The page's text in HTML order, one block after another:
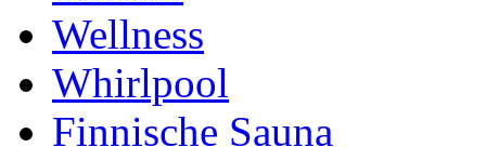
Wellness
Whirlpool
Finnische Sauna